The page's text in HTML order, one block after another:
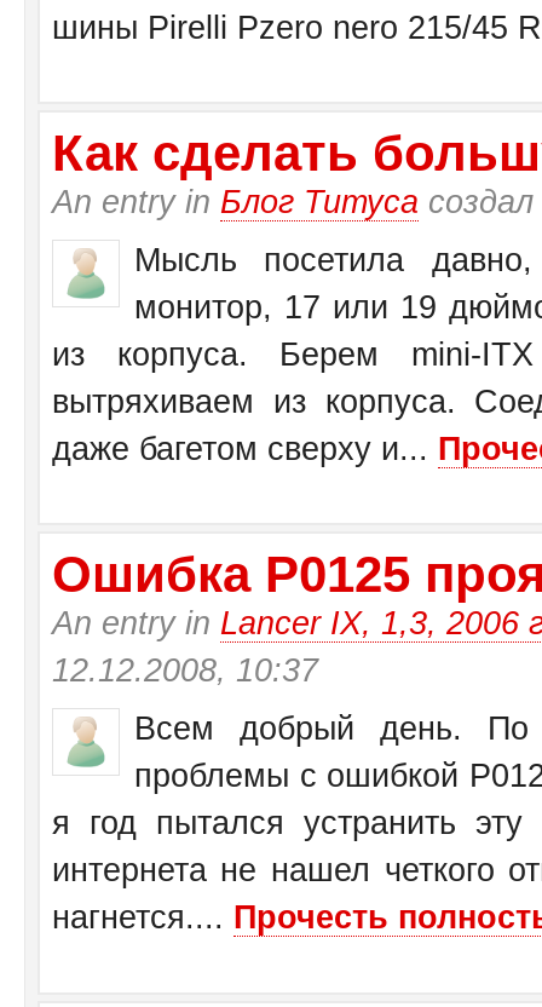
шины Pirelli Pzero nero 215/45
Как сделать
An entry in Блог Титуса
Мысль посетила
монитор, 17 или 19
из корпуса. Берем mini-
вытряхиваем из корпуса.
даже багетом сверху и...
Ошибка Р0125
An entry in Lancer IX, 1,3, 2006
12.12.2008, 10:37
Всем добрый день. По
проблемы с ошибкой
я год пытался устранить
интернета не нашел четкого
нагнется.... Прочесть